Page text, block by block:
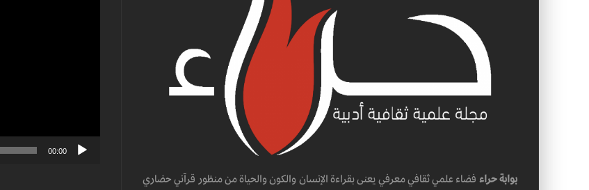
بوابة حراء فضاء علمي ثقافي معرفي يعنى بقراءة الإنسان والكون والحياة من منظور قرآني حضاري
00:00